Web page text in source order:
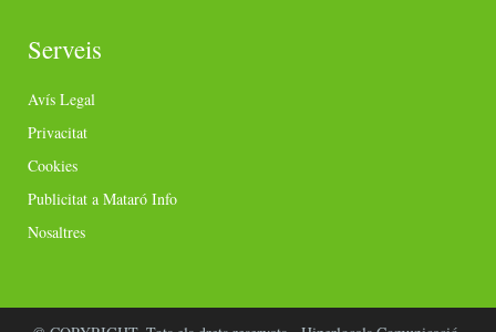
Serveis
Avís Legal
Privacitat
Cookies
Publicitat a Mataró Info
Nosaltres